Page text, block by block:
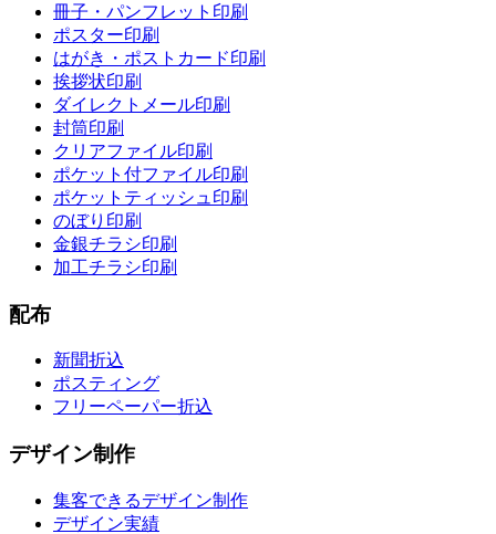
冊子・パンフレット印刷
ポスター印刷
はがき・ポストカード印刷
挨拶状印刷
ダイレクトメール印刷
封筒印刷
クリアファイル印刷
ポケット付ファイル印刷
ポケットティッシュ印刷
のぼり印刷
金銀チラシ印刷
加工チラシ印刷
配布
新聞折込
ポスティング
フリーペーパー折込
デザイン制作
集客できるデザイン制作
デザイン実績